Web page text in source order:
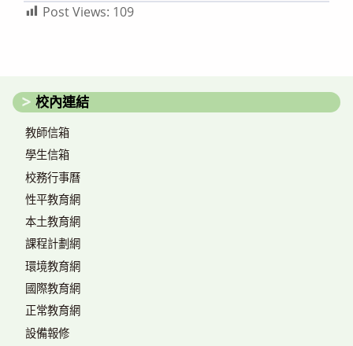
Post Views: 109
校內連結
教師信箱
學生信箱
校務行事曆
性平教育網
本土教育網
課程計劃網
環境教育網
國際教育網
正常教育網
設備報修